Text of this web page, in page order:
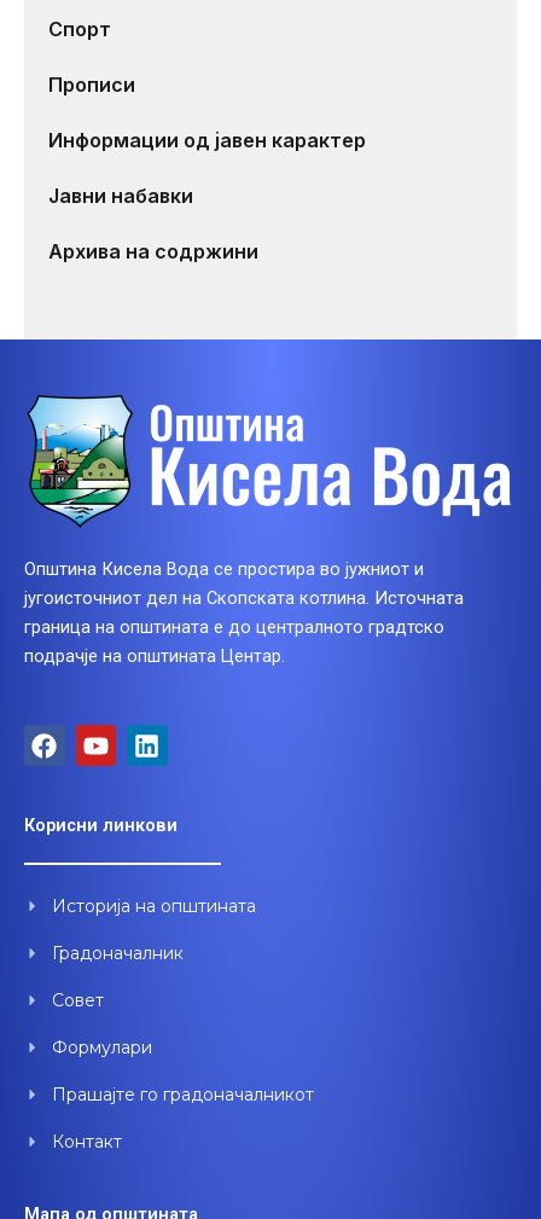
Спорт
Прописи
Информации од јавен карактер
Јавни набавки
Архива на содржини
Општина Кисела Вода се простира во јужниот и
југоисточниот дел на Скопската котлина. Источната
граница на општината е до централното градтско
подрачје на општината Центар.
F
a
b
o
k
Y
o
u
b
L
i
e
d
n
Корисни линкови
Историја на општината
Градоначалник
Совет
Формулари
Прашајте го градоначалникот
Контакт
Мапа од општината